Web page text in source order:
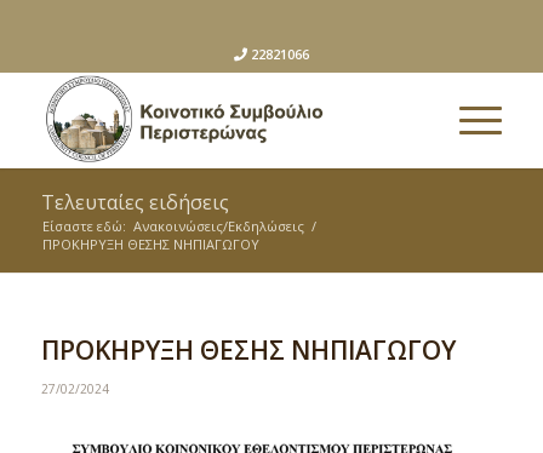
22821066
Τελευταίες ειδήσεις
Είσαστε εδώ: Ανακοινώσεις/Εκδηλώσεις /
ΠΡΟΚΗΡΥΞΗ ΘΕΣΗΣ ΝΗΠΙΑΓΩΓΟΥ
ΠΡΟΚΗΡΥΞΗ ΘΕΣΗΣ ΝΗΠΙΑΓΩΓΟΥ
27/02/2024